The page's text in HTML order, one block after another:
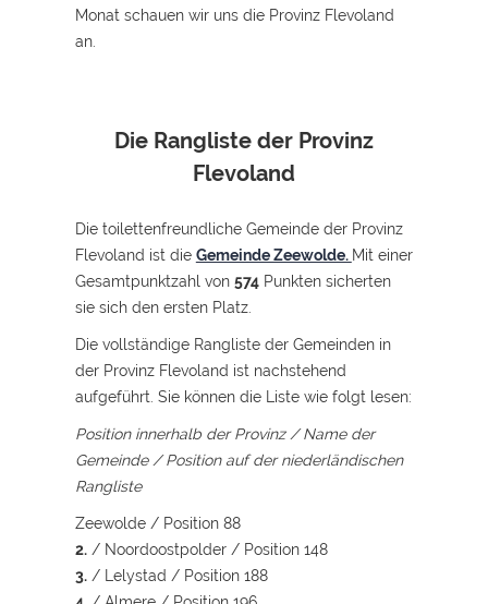
Monat schauen wir uns die Provinz Flevoland
an.
Die Rangliste der Provinz
Flevoland
Die toilettenfreundliche Gemeinde der Provinz
Flevoland ist die Gemeinde Zeewolde. Mit einer
Gesamtpunktzahl von 574Punkten sicherten
sie sich den ersten Platz.
Die vollständige Rangliste der Gemeinden in
der Provinz Flevoland ist nachstehend
aufgeführt. Sie können die Liste wie folgt lesen:
Position innerhalb der Provinz / Name der
Gemeinde / Position auf der niederländischen
Rangliste
Zeewolde / Position 88
2./ Noordoostpolder / Position 148
3./ Lelystad / Position 188